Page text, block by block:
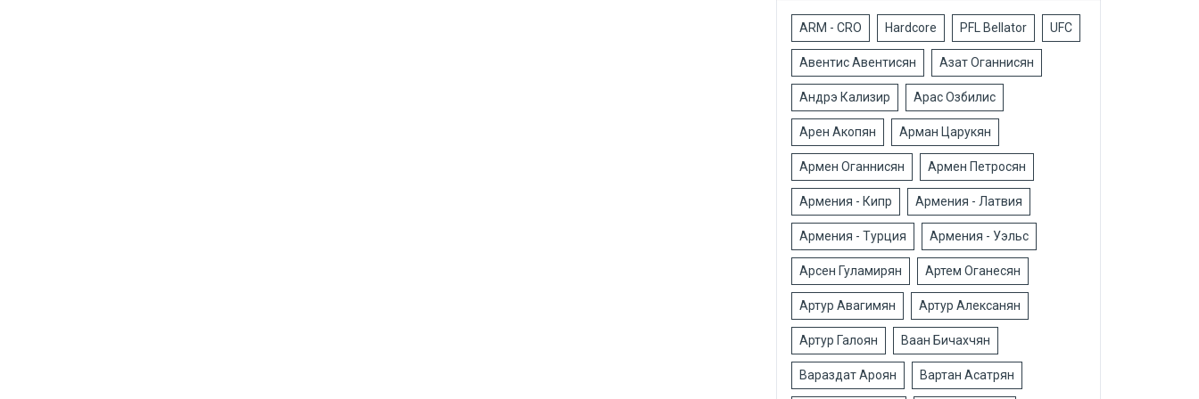
ARM - CRO Hardcore PFL Bellator UFC
Авентис Авентисян Азат Оганнисян
Андрэ Кализир Арас Озбилис
Арен Акопян Арман Царукян
Армен Оганнисян Армен Петросян
Армения - Кипр Армения - Латвия
Армения - Турция Армения - Уэльс
Арсен Гуламирян Артем Оганесян
Артур Авагимян Артур Алексанян
Артур Галоян Ваан Бичахчян
Вараздат Ароян Вартан Асатрян